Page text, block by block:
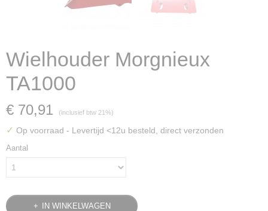
Wielhouder Morgnieux
TA1000
€ 70,91 (inclusief btw 21%)
✓ Op voorraad - Levertijd <12u besteld, direct verzonden
Aantal
IN WINKELWAGEN